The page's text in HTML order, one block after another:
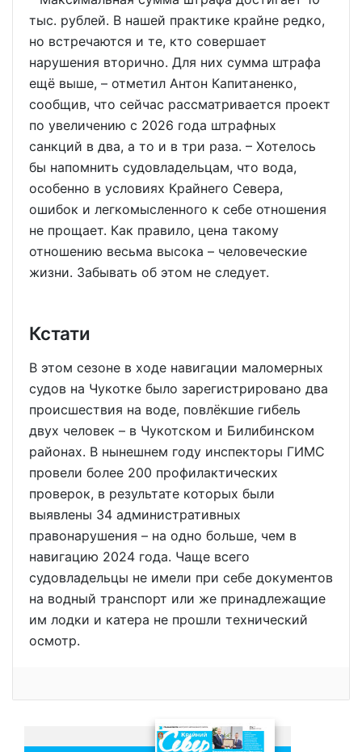
тыс. рублей. В нашей практике крайне редко,
но встречаются и те, кто совершает
нарушения вторично. Для них сумма штрафа
ещё выше, – отметил Антон Капитаненко,
сообщив, что сейчас рассматривается проект
по увеличению с 2026 года штрафных
санкций в два, а то и в три раза. – Хотелось
бы напомнить судовладельцам, что вода,
особенно в условиях Крайнего Севера,
ошибок и легкомысленного к себе отношения
не прощает. Как правило, цена такому
отношению весьма высока – человеческие
жизни. Забывать об этом не следует.
Кстати
В этом сезоне в ходе навигации маломерных
судов на Чукотке было зарегистрировано два
происшествия на воде, повлёкшие гибель
двух человек – в Чукотском и Билибинском
районах. В нынешнем году инспекторы ГИМС
провели более 200 профилактических
проверок, в результате которых были
выявлены 34 административных
правонарушения – на одно больше, чем в
навигацию 2024 года. Чаще всего
судовладельцы не имели при себе документов
на водный транспорт или же принадлежащие
им лодки и катера не прошли технический
осмотр.